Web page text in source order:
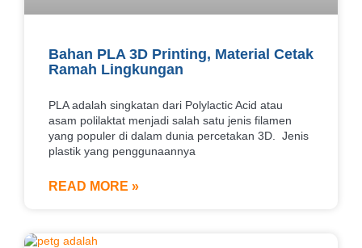
Bahan PLA 3D Printing, Material Cetak
Ramah Lingkungan
PLA adalah singkatan dari Polylactic Acid atau
asam polilaktat menjadi salah satu jenis filamen
yang populer di dalam dunia percetakan 3D. Jenis
plastik yang penggunaannya
READ MORE »